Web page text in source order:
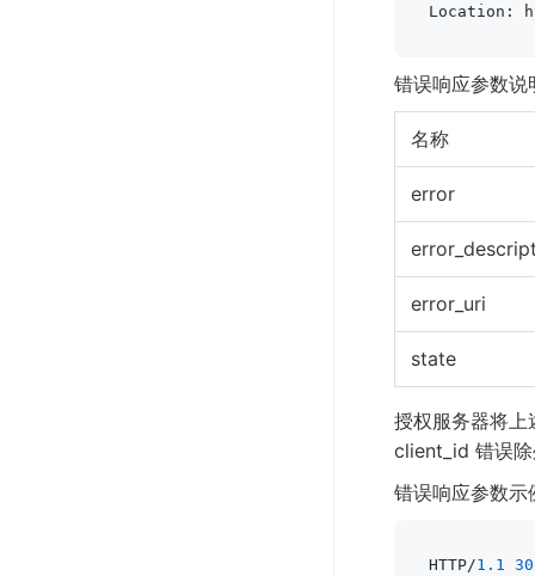
Location:
错误响应参数说
名称
error
error_uri
state
授权服务器将
client_id 错误
错误响应参数示
HTTP/1.1